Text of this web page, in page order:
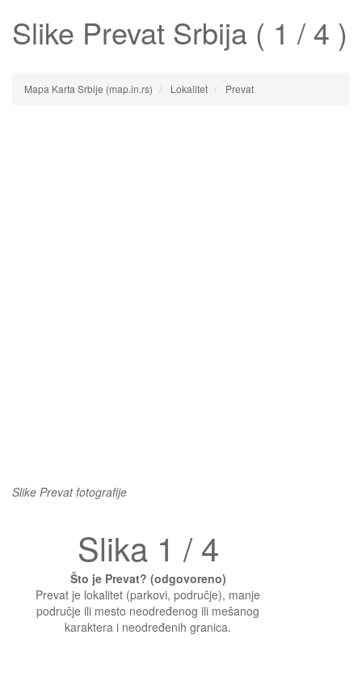
Slike Prevat Srbija ( 1 / 4 )
Mapa Karta Srbije (map.in.rs) Lokalitet Prevat
Slike Prevat fotografije
Slika 1 / 4
Što je Prevat? (odgovoreno)
Prevat je lokalitet (parkovi, područje), manje
područje ili mesto neodređenog ili mešanog
karaktera i neodređenih granica.